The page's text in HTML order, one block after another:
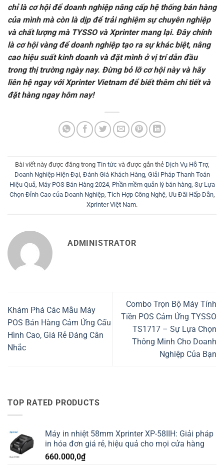
chỉ là cơ hội để doanh nghiệp nâng cấp hệ thống bán hàng
của mình mà còn là dịp để trải nghiệm sự chuyên nghiệp
và chất lượng mà TYSSO và Xprinter mang lại. Đây chính
là cơ hội vàng để doanh nghiệp tạo ra sự khác biệt, nâng
cao hiệu suất kinh doanh và đặt mình ở vị trí dẫn đầu
trong thị trường ngày nay. Đừng bỏ lỡ cơ hội này và hãy
liên hệ ngay với Xprinter Vietnam để biết thêm chi tiết và
đặt hàng ngay hôm nay!
Bài viết này được đăng trong Tin tứcvà được gắn thẻ Dịch Vụ Hỗ Trợ,
Doanh Nghiệp Hiện Đại, Đánh Giá Khách Hàng, Giải Pháp Thanh Toán
Hiệu Quả, Máy POS Bán Hàng 2024, Phần mềm quản lý bán hàng, Sự Lựa
Chọn Đỉnh Cao của Doanh Nghiệp, Tích Hợp Công Nghệ, Ưu Đãi Hấp Dẫn,
Xprinter Việt Nam.
ADMINISTRATOR
Khám Phá Các Mẫu Máy
POS Bán Hàng Cảm Ứng Cấu
Hình Cao, Giá Rẻ Đáng Cân
Nhắc
Combo Trọn Bộ Máy Tính
Tiền POS Cảm Ứng TYSSO
TS1717 – Sự Lựa Chọn
Thông Minh Cho Doanh
Nghiệp Của Bạn
TOP RATED PRODUCTS
Máy in nhiệt 58mm Xprinter XP-58IIH: Giải pháp
in hóa đơn giá rẻ, hiệu quả cho mọi cửa hàng
660.000,0₫